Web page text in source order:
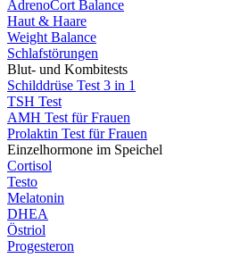
AdrenoCort Balance
Haut & Haare
Weight Balance
Schlafstörungen
Blut- und Kombitests
Schilddrüse Test 3 in 1
TSH Test
AMH Test für Frauen
Prolaktin Test für Frauen
Einzelhormone im Speichel
Cortisol
Testo
Melatonin
DHEA
Östriol
Progesteron